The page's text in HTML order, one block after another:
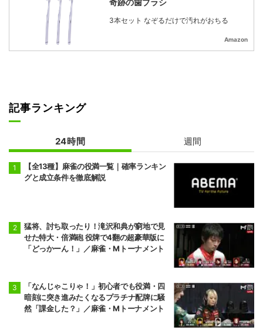
奇跡の歯ブラシ
3本セット なぞるだけで汚れがおちる
Amazon
記事ランキング
24時間 週間
【全13種】麻雀の役満一覧｜確率ランキン
グと成立条件を徹底解説
猛将、討ち取ったり！滝沢和典が窮地で見
せた特大・倍満砲 役牌で4翻の超豪華版に
「どっかーん！」／麻雀・Mトーナメント
「なんじゃこりゃ！」初心者でも役満・四
暗刻に突き進みたくなるプラチナ配牌に騒
然「課金した？」／麻雀・Mトーナメント